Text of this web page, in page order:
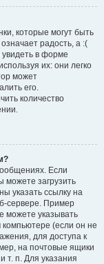
которые могут быть
радость, а :(
увидеть в форме
их: они легко
может
его.
количество
Если
можете загрузить
указать ссылку на
сервере. Пример
можете указывать
(если он не
для доступа к
на почтовые ящики
т. п. Для указания